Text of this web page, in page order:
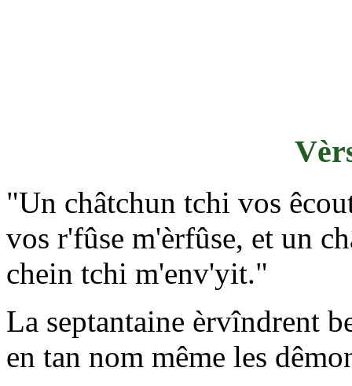
"Un châtchun tchi vos
vos r'fûse m'èrfûse, et un
chein tchi m'env'yit."
La septantaine èrvîndrent
en tan nom même les